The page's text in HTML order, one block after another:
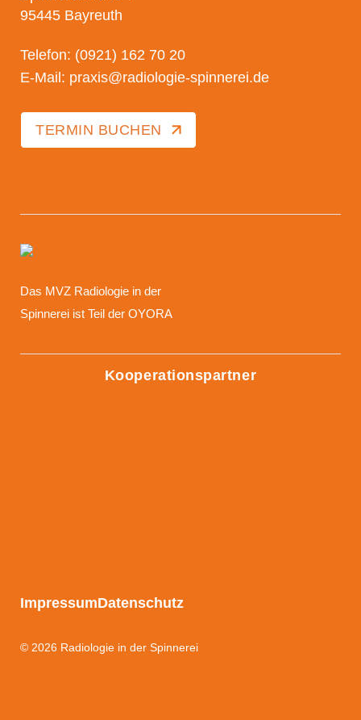
95445 Bayreuth
Telefon: (0921) 162 70 20
E-Mail: praxis@radiologie-spinnerei.de
TERMIN BUCHEN
Das MVZ Radiologie in der
Spinnerei ist Teil der OYORA
© 2026 Radiologie in der Spinnerei
ImpressumDatenschutz
Kooperationspartner